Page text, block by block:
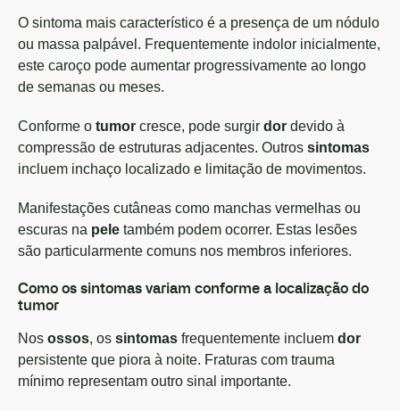
O sintoma mais característico é a presença de um nódulo
ou massa palpável. Frequentemente indolor inicialmente,
este caroço pode aumentar progressivamente ao longo
de semanas ou meses.
Conforme o tumor cresce, pode surgir dor devido à
compressão de estruturas adjacentes. Outros sintomas
incluem inchaço localizado e limitação de movimentos.
Manifestações cutâneas como manchas vermelhas ou
escuras na pele também podem ocorrer. Estas lesões
são particularmente comuns nos membros inferiores.
Como os sintomas variam conforme a localização do
tumor
Nos ossos, os sintomas frequentemente incluem dor
persistente que piora à noite. Fraturas com trauma
mínimo representam outro sinal importante.